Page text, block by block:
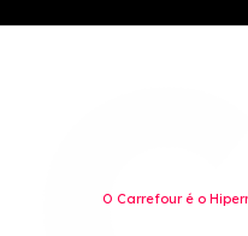
O Carrefour é o